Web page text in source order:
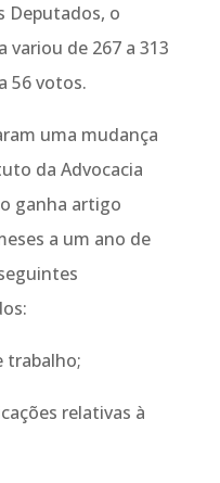
Deputados, o
variou de 267 a 313
56 votos.
uma mudança
da Advocacia
ganha artigo
a um ano de
trabalho;
relativas à